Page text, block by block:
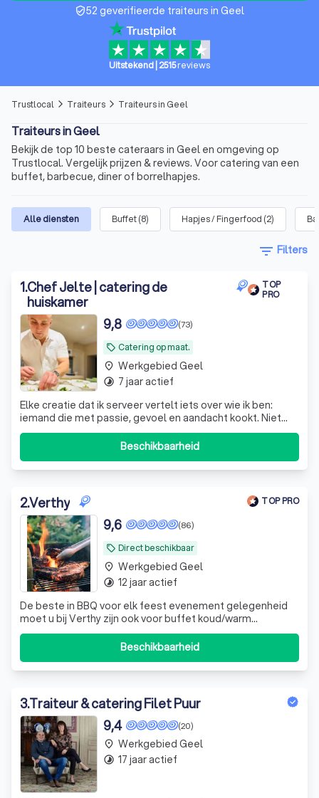
verified_user52 geverifieerde traiteurs in Geel
Uitstekend 2515reviews
Trustlocal arrow_forward_ios Traiteurs arrow_forward_ios Traiteurs in Geel
Traiteurs in Geel
Bekijk de top 10 beste cateraars in Geel en omgeving op
Trustlocal. Vergelijk prijzen & reviews. Voor catering van een
buffet, barbecue, diner of borrelhapjes.
Alle diensten Buffet(8) Hapjes / Fingerfood (2)
filter_list Filters
1.Chef Jelte | catering de
huiskamer
TOP
PRO
local_offer Catering op maat.
(73)
9,8
Elke creatie dat ik serveer vertelt iets over wie ik ben:
iemand die met passie, gevoel en aandacht kookt. Niet
voor de show, maar voor het moment dat u aan tafel zit —
Beschikbaarheid
place Werkgebied Geel
timelapse 7 jaar actief
2.Verthy TOP PRO
local_offer Direct beschikbaar
(86)
9,6
De beste in BBQ voor elk feest evenement gelegenheid
moet u bij Verthy zijn ook voor buffet koud/warm
ontbijtmanden enzovoort…
Beschikbaarheid
place Werkgebied Geel
timelapse 12 jaar actief
3.Traiteur & catering Filet Puur
(20)
9,4
place Werkgebied Geel
timelapse 17 jaar actief